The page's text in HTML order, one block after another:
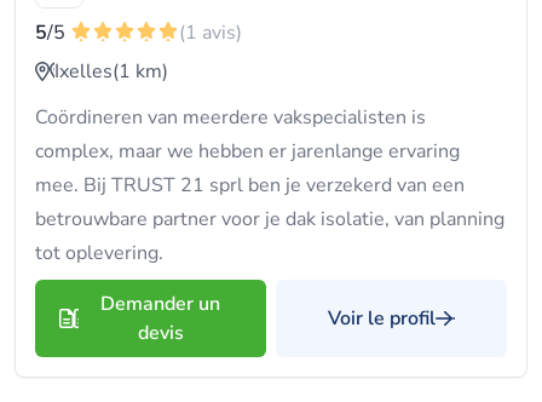
5/5
(1 avis)
Ixelles(1 km)
Coördineren van meerdere vakspecialisten is
complex, maar we hebben er jarenlange ervaring
mee. Bij TRUST 21 sprl ben je verzekerd van een
betrouwbare partner voor je dak isolatie, van planning
tot oplevering.
Demander un
devis
Voir le profil